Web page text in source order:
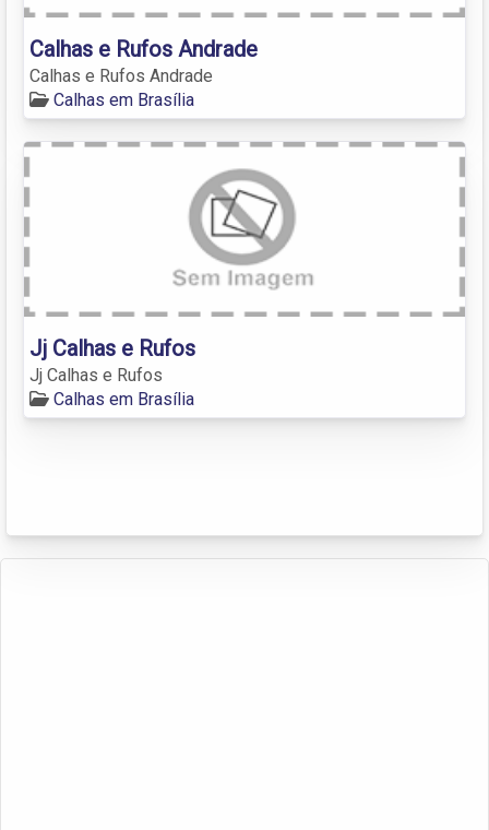
Calhas e Rufos Andrade
Calhas e Rufos Andrade
Calhas em Brasília
Jj Calhas e Rufos
Jj Calhas e Rufos
Calhas em Brasília